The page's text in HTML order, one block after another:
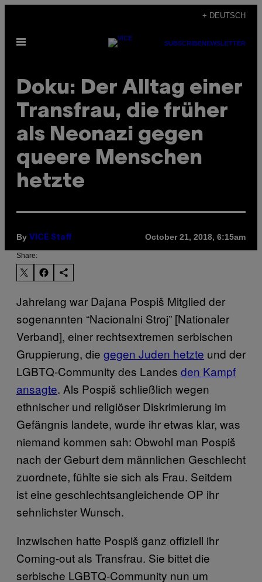
content
+ DEUTSCH
Open
SUBSCRIBENEWSLETTER
Doku: Der Alltag einer
Transfrau, die früher
als Neonazi gegen
queere Menschen
hetzte
By VICE Staff October 21, 2018, 6:15am
Share:
Jahrelang war Dajana Pospiš Mitglied der
sogenannten “Nacionalni Stroj” [Nationaler
Verband], einer rechtsextremen serbischen
Gruppierung, die gegen Juden hetzte und der
LGBTQ-Community des Landes den Kampf
ansagte. Als Pospiš schließlich wegen
ethnischer und religiöser Diskrimierung im
Gefängnis landete, wurde ihr etwas klar, was
niemand kommen sah: Obwohl man Pospiš
nach der Geburt dem männlichen Geschlecht
zuordnete, fühlte sie sich als Frau. Seitdem
ist eine geschlechtsangleichende OP ihr
sehnlichster Wunsch.
Inzwischen hatte Pospiš ganz offiziell ihr
Coming-out als Transfrau. Sie bittet die
serbische LGBTQ-Community nun um